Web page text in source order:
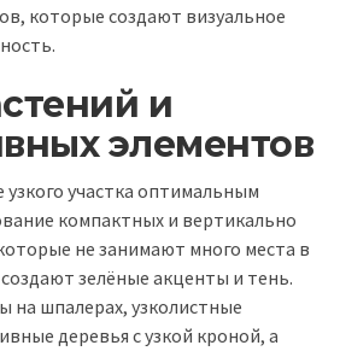
которые создают визуальное
и
элементов
узкого участка оптимальным
компактных и вертикально
не занимают много места в
зелёные акценты и тень.
на шпалерах, узколистные
деревья с узкой кроной, а